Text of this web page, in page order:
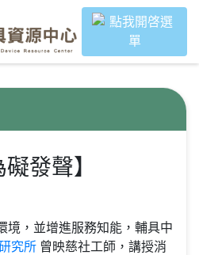
發聲】
境，並增進服務知能，輔具中
究所 曾映慈社工師，講授消